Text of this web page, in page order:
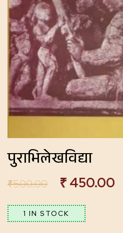
पुराभिलेखविद्या
₹500.00 ₹ 450.00
1 IN STOCK